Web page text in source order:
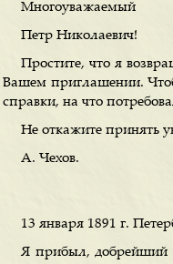
Многоуважаемый
Петр Николаевич!
Простите, что я
Вашем приглашении.
справки, на что
Не откажите принять
А. Чехов.
13 января 1891 г.
Я прибыл, добрейший